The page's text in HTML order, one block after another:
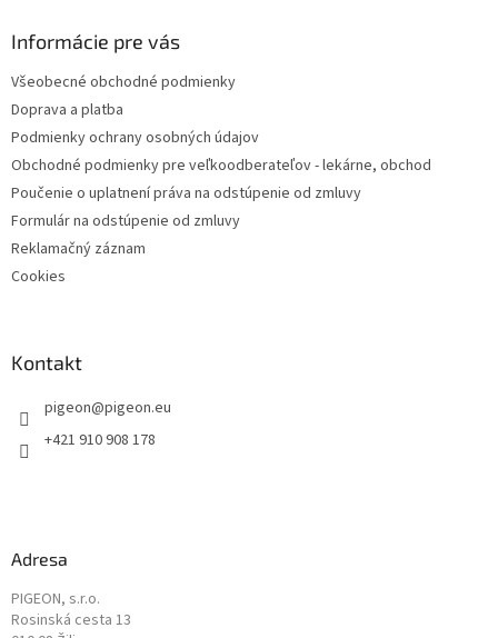
Informácie pre vás
Všeobecné obchodné podmienky
Doprava a platba
Podmienky ochrany osobných údajov
Obchodné podmienky pre veľkoodberateľov - lekárne, obchod
Poučenie o uplatnení práva na odstúpenie od zmluvy
Formulár na odstúpenie od zmluvy
Reklamačný záznam
Cookies
Kontakt
pigeon@pigeon.eu
+421 910 908 178
Adresa
PIGEON, s.r.o.
Rosinská cesta 13